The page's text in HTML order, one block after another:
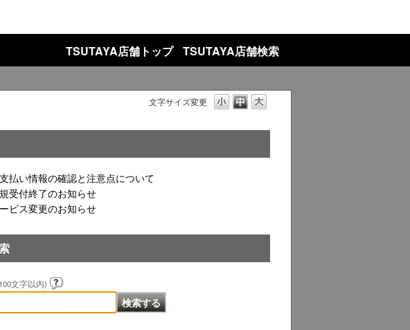
TSUTAYA店舗トップ TSUTAYA店舗検索
文字サイズ変更
払い情報の確認と注意点について
受付終了のお知らせ
ビス変更のお知らせ
文字以内)